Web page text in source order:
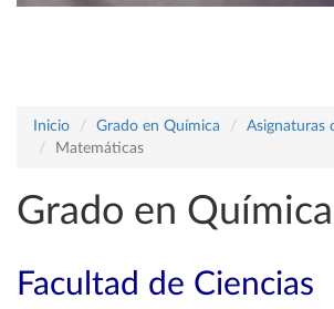
Inicio Grado en Química
Asignaturas
Matemáticas
Grado en Química
Facultad de Ciencias